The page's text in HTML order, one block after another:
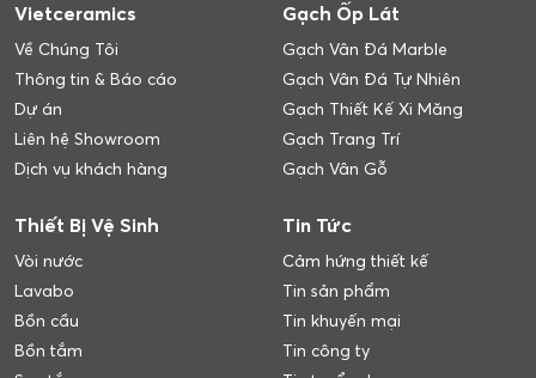
Vietceramics
Về Chúng Tôi
Thông tin & Báo cáo
Dự án
Liên hệ Showroom
Dịch vụ khách hàng
Gạch Ốp Lát
Gạch Vân Đá Marble
Gạch Vân Đá Tự Nhiên
Gạch Thiết Kế Xi Măng
Gạch Trang Trí
Gạch Vân Gỗ
Thiết Bị Vệ Sinh
Vòi nước
Lavabo
Bồn cầu
Bồn tắm
Tin Tức
Cảm hứng thiết kế
Tin sản phẩm
Tin khuyến mại
Tin công ty